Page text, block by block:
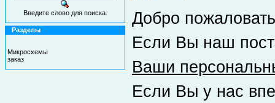
Введите слово для поиска.
Разделы
Микросхемы
заказ
Добро
Если Вы наш
Ваши
Если Вы у нас